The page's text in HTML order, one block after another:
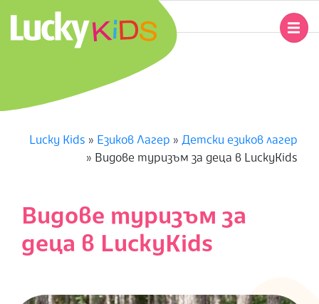
content
U
C
Y
K
Lucky Kids » Езиков Лагер » Детски езиков лагер
» Видове туризъм за деца в LuckyKids
Видове туризъм за
деца в LuckyKids